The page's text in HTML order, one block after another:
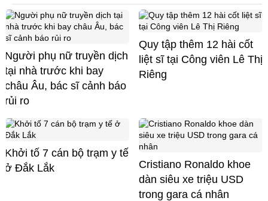
Người phụ nữ truyền dịch
tại nhà trước khi bay
châu Âu, bác sĩ cảnh báo
rủi ro
Quy tập thêm 12 hài cốt
liệt sĩ tại Công viên Lê Thị
Riêng
Khởi tố 7 cán bộ trạm y tế
ở Đắk Lắk
Cristiano Ronaldo khoe
dàn siêu xe triệu USD
trong gara cá nhân